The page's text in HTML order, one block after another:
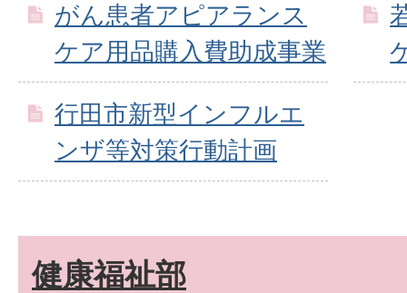
がん患者アピアランス
ケア用品購入費助成事業
行田市新型インフルエ
ンザ等対策行動計画
健康福祉部